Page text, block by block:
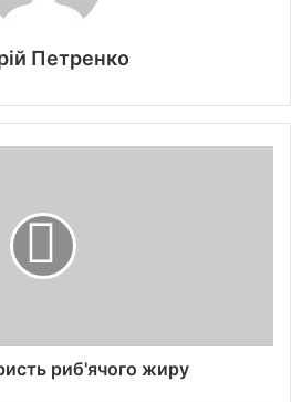
Петренко
риб'ячого жиру